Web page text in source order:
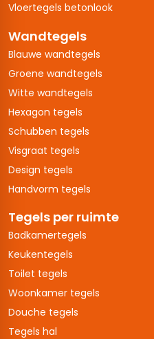
Vloertegels betonlook
Wandtegels
Blauwe wandtegels
Groene wandtegels
Witte wandtegels
Hexagon tegels
Schubben tegels
Visgraat tegels
Design tegels
Handvorm tegels
Tegels per ruimte
Badkamertegels
Keukentegels
Toilet tegels
Woonkamer tegels
Douche tegels
Tegels hal